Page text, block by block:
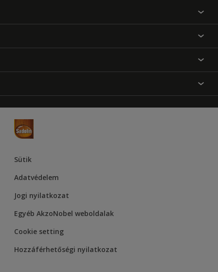
Üzlet kereső
Inspiráció
Hozzáférhetőség
Dulux
Supralux
Sütik
Adatvédelem
Jogi nyilatkozat
Egyéb AkzoNobel weboldalak
Cookie setting
Hozzáférhetőségi nyilatkozat